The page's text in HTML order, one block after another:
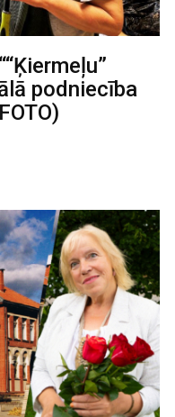
podniecība